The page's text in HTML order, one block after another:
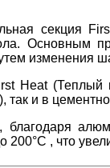
секция
Основным
изменения
Heat
так и в
благодаря
200°С , что